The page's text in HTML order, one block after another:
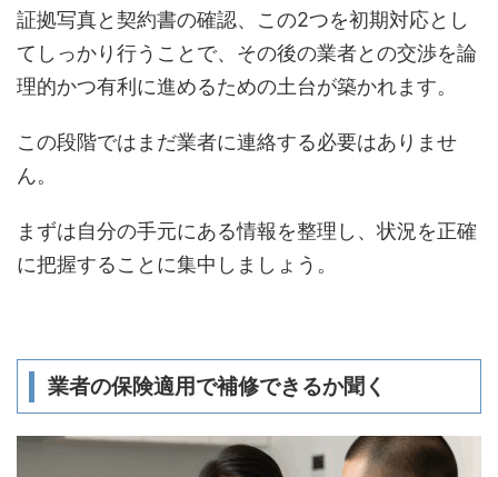
証拠写真と契約書の確認、この2つを初期対応とし
てしっかり行うことで、その後の業者との交渉を論
理的かつ有利に進めるための土台が築かれます。
この段階ではまだ業者に連絡する必要はありませ
ん。
まずは自分の手元にある情報を整理し、状況を正確
に把握することに集中しましょう。
業者の保険適用で補修できるか聞く